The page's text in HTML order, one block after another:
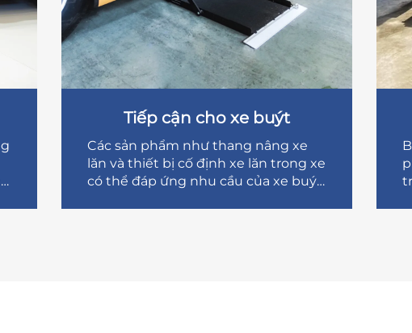
Tiếp cận cho xe buýt
Các sản phẩm như thang nâng xe
lăn và thiết bị cố định xe lăn trong xe
có thể đáp ứng nhu cầu của xe buýt